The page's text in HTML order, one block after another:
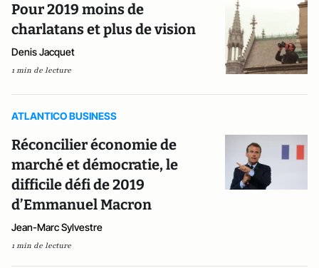
Pour 2019 moins de
charlatans et plus de vision
Denis Jacquet
1 min de lecture
ATLANTICO BUSINESS
Réconcilier économie de
marché et démocratie, le
difficile défi de 2019
d’Emmanuel Macron
Jean-Marc Sylvestre
1 min de lecture